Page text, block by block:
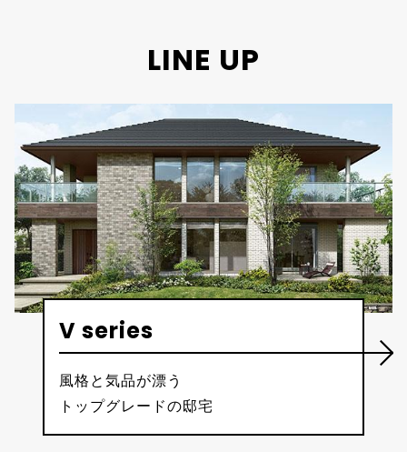
LINE UP
V series
風格と気品が漂う
トップグレードの邸宅